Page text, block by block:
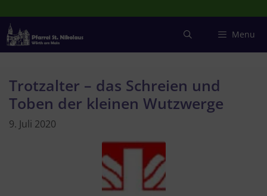
Inhalt
springen
Menu
Trotzalter – das Schreien und
Toben der kleinen Wutzwerge
9. Juli 2020